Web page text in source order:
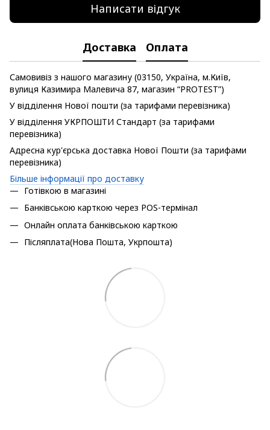
Написати відгук
Доставка Оплата
Самовивіз з нашого магазину (03150, Україна, м.Київ,
вулиця Казимира Малевича 87, магазин “PROTEST”)
У відділення Нової пошти (за тарифами перевізника)
У відділення УКРПОШТИ Стандарт (за тарифами
перевізника)
Адресна кур'єрська доставка Нової Пошти (за тарифами
перевізника)
Більше інформації про доставку
Готівкою в магазині
Банківською карткою через POS-термінал
Онлайн оплата банківською карткою
Післяплата(Нова Пошта, Укрпошта)